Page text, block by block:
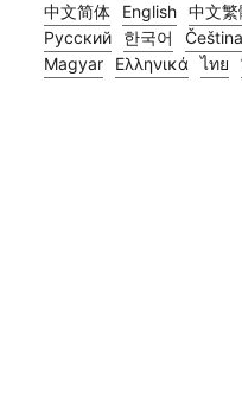
中文简体
English 中文繁
Русский
한국어 Čeština
Magyar
Ελληνικά ไทย